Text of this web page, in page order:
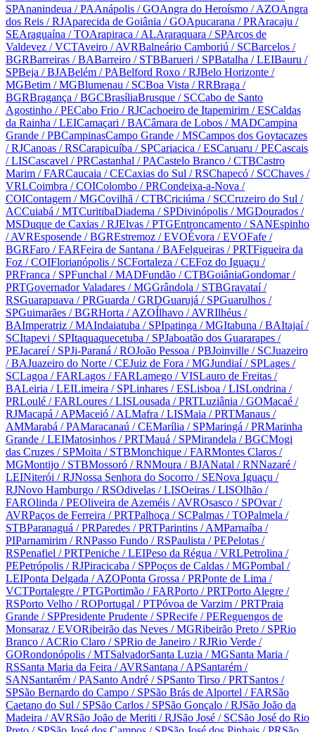
SPAnanindeua / PAAnápolis / GOAngra do Heroísmo / AZOAngra
dos Reis / RJAparecida de Goiânia / GOApucarana / PRAracaju /
SEAraguaína / TOArapiraca / ALAraraquara / SPArcos de
Valdevez / VCTAveiro / AVRBalneário Camboriú / SCBarcelos /
BGRBarreiras / BABarreiro / STBBarueri / SPBatalha / LEIBauru /
SPBeja / BJABelém / PABelford Roxo / RJBelo Horizonte /
MGBetim / MGBlumenau / SCBoa Vista / RRBraga /
BGRBragança / BGCBrasíliaBrusque / SCCabo de Santo
Agostinho / PECabo Frio / RJCachoeiro de Itapemirim / ESCaldas
da Rainha / LEICamaçari / BACâmara de Lobos / MADCampina
Grande / PBCampinasCampo Grande / MSCampos dos Goytacazes
/ RJCanoas / RSCarapicuíba / SPCariacica / ESCaruaru / PECascais
/ LISCascavel / PRCastanhal / PACastelo Branco / CTBCastro
Marim / FARCaucaia / CECaxias do Sul / RSChapecó / SCChaves /
VRLCoimbra / COIColombo / PRCondeixa-a-Nova /
COIContagem / MGCovilhã / CTBCriciúma / SCCruzeiro do Sul /
ACCuiabá / MTCuritibaDiadema / SPDivinópolis / MGDourados /
MSDuque de Caxias / RJElvas / PTGEntroncamento / SANEspinho
/ AVREsposende / BGREstremoz / EVOÉvora / EVOFafe /
BGRFaro / FARFeira de Santana / BAFelgueiras / PRTFigueira da
Foz / COIFlorianópolis / SCFortaleza / CEFoz do Iguaçu /
PRFranca / SPFunchal / MADFundão / CTBGoiâniaGondomar/
PRTGovernador Valadares / MGGrândola / STBGravataí/
RSGuarapuava / PRGuarda / GRDGuarujá / SPGuarulhos /
SPGuimarães / BGRHorta / AZOÍlhavo / AVRIlhéus /
BAImperatriz / MAIndaiatuba / SPIpatinga / MGItabuna / BAItajaí/
SCItapevi / SPItaquaquecetuba / SPJaboatão dos Guararapes /
PEJacareí/ SPJi-Paraná / ROJoão Pessoa / PBJoinville / SCJuazeiro
/ BAJuazeiro do Norte / CEJuiz de Fora / MGJundiaí/ SPLages /
SCLagoa / FARLagos / FARLamego / VISLauro de Freitas /
BALeiria / LEILimeira / SPLinhares / ESLisboa / LISLondrina /
PRLoulé / FARLoures / LISLousada / PRTLuziânia / GOMacaé /
RJMacapá / APMaceió / ALMafra / LISMaia / PRTManaus /
AMMarabá / PAMaracanaú / CEMarília / SPMaringá / PRMarinha
Grande / LEIMatosinhos / PRTMauá / SPMirandela / BGCMogi
das Cruzes / SPMoita / STBMonchique / FARMontes Claros /
MGMontijo / STBMossoró / RNMoura / BJANatal / RNNazaré /
LEINiterói / RJNossa Senhora do Socorro / SENova Iguaçu /
RJNovo Hamburgo / RSOdivelas / LISOeiras / LISOlhão /
FAROlinda / PEOliveira de Azeméis / AVROsasco / SPOvar/
AVRPaços de Ferreira / PRTPalhoça / SCPalmas / TOPalmela /
STBParanaguá / PRParedes / PRTParintins / AMParnaíba /
PIParnamirim / RNPasso Fundo / RSPaulista / PEPelotas /
RSPenafiel / PRTPeniche / LEIPeso da Régua / VRLPetrolina /
PEPetrópolis / RJPiracicaba / SPPoços de Caldas / MGPombal /
LEIPonta Delgada / AZOPonta Grossa / PRPonte de Lima /
VCTPortalegre / PTGPortimão / FARPorto / PRTPorto Alegre /
RSPorto Velho / ROPortugal / PTPóvoa de Varzim / PRTPraia
Grande / SPPresidente Prudente / SPRecife / PEReguengos de
Monsaraz / EVORibeirão das Neves / MGRibeirão Preto / SPRio
Branco / ACRio Claro / SPRio de Janeiro / RJRio Verde /
GORondonópolis / MTSalvadorSanta Luzia / MGSanta Maria /
RSSanta Maria da Feira / AVRSantana / APSantarém /
SANSantarém / PASanto André / SPSanto Tirso / PRTSantos /
SPSão Bernardo do Campo / SPSão Brás de Alportel / FARSão
Caetano do Sul / SPSão Carlos / SPSão Gonçalo / RJSão João da
Madeira / AVRSão João de Meriti / RJSão José / SCSão José do Rio